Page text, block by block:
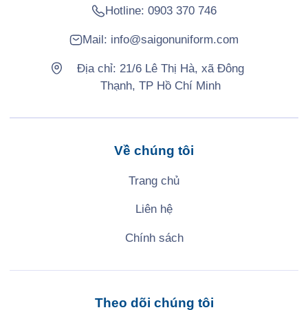
Hotline: 0903 370 746
Mail: info@saigonuniform.com
Địa chỉ: 21/6 Lê Thị Hà, xã Đông
Thạnh, TP Hồ Chí Minh
Về chúng tôi
Trang chủ
Liên hệ
Chính sách
Theo dõi chúng tôi